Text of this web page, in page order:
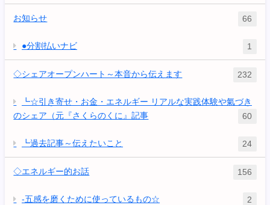
お知らせ 66
●分割払いナビ 1
◇シェアオープンハート～本音から伝えます 232
┗☆引き寄せ・お金・エネルギー リアルな実践体験や氣づき
のシェア（元『さくらのくに』記事
60
┗過去記事～伝えたいこと 24
◇エネルギー的お話 156
-五感を磨くために使っているもの☆ 2